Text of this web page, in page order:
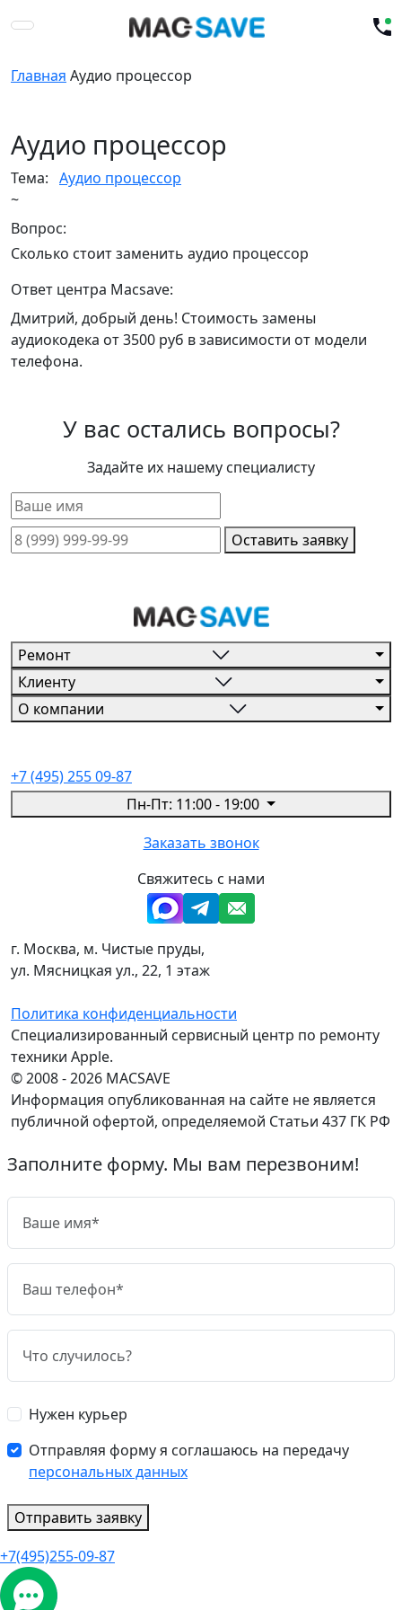
Главная Аудио процессор
Аудио процессор
Тема: Аудио процессор
~
Вопрос:
Сколько стоит заменить аудио процессор
Ответ центра Macsave:
Дмитрий, добрый день! Стоимость замены
аудиокодека от 3500 руб в зависимости от модели
телефона.
У вас остались вопросы?
Задайте их нашему специалисту
Оставить заявку
Ремонт
Клиенту
О компании
+7 (495) 255 09-87
Пн-Пт: 11:00 - 19:00
Заказать звонок
Свяжитесь с нами
г. Москва, м. Чистые пруды,
ул. Мясницкая ул., 22, 1 этаж
Политика конфиденциальности
Специализированный сервисный центр по ремонту
техники Apple.
© 2008 - 2026 MACSAVE
Информация опубликованная на сайте не является
публичной офертой, определяемой Статьи 437 ГК РФ
Заполните форму. Мы вам перезвоним!
Нужен курьер
Отправляя форму я соглашаюсь на передачу
персональных данных
Отправить заявку
+7(495)255-09-87